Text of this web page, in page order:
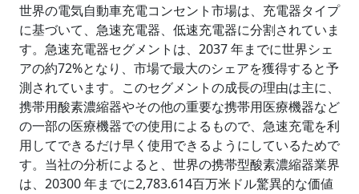
世界の電気自動車充電コンセント市場は、充電器タイプ
に基づいて、急速充電器、低速充電器に分割されていま
す。急速充電器セグメントは、2037 年までに世界シェ
アの約72%となり、市場で最大のシェアを獲得すると予
測されています。このセグメントの成長の理由は主に、
携帯用酸素濃縮器やその他の重要な携帯用医療機器など
の一部の医療機器での使用によるもので、急速充電を利
用してできるだけ早く使用できるようにしているためで
す。当社の分析によると、世界の携帯型酸素濃縮器業界
は、20300 年までに2,783.614百万米ドル驚異的な価値